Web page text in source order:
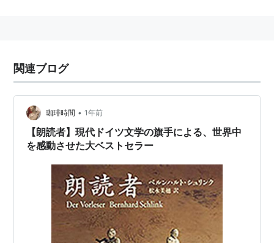
関連ブログ
珈琲時間 • 1年前
【朗読者】現代ドイツ文学の旗手による、世界中
を感動させた大ベストセラー